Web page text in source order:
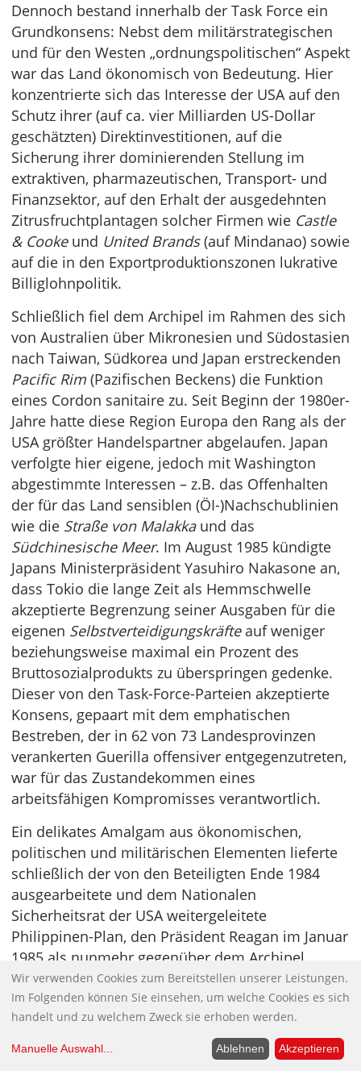
Dennoch bestand innerhalb der Task Force ein
Grundkonsens: Nebst dem militärstrategischen
und für den Westen „ordnungspolitischen“ Aspekt
war das Land ökonomisch von Bedeutung. Hier
konzentrierte sich das Interesse der USA auf den
Schutz ihrer (auf ca. vier Milliarden US-Dollar
geschätzten) Direktinvestitionen, auf die
Sicherung ihrer dominierenden Stellung im
extraktiven, pharmazeutischen, Transport- und
Finanzsektor, auf den Erhalt der ausgedehnten
Zitrusfruchtplantagen solcher Firmen wie Castle
& Cookeund United Brands(auf Mindanao) sowie
auf die in den Exportproduktionszonen lukrative
Billiglohnpolitik.
Schließlich fiel dem Archipel im Rahmen des sich
von Australien über Mikronesien und Südostasien
nach Taiwan, Südkorea und Japan erstreckenden
Pacific Rim (Pazifischen Beckens) die Funktion
eines Cordon sanitaire zu. Seit Beginn der 1980er-
Jahre hatte diese Region Europa den Rang als der
USA größter Handelspartner abgelaufen. Japan
verfolgte hier eigene, jedoch mit Washington
abgestimmte Interessen – z.B. das Offenhalten
der für das Land sensiblen (ÖI-)Nachschublinien
wie die Straße von Malakkaund das
Südchinesische Meer. Im August 1985 kündigte
Japans Ministerpräsident Yasuhiro Nakasone an,
dass Tokio die lange Zeit als Hemmschwelle
akzeptierte Begrenzung seiner Ausgaben für die
eigenen Selbstverteidigungskräfte auf weniger
beziehungsweise maximal ein Prozent des
Bruttosozialprodukts zu überspringen gedenke.
Dieser von den Task-Force-Parteien akzeptierte
Konsens, gepaart mit dem emphatischen
Bestreben, der in 62 von 73 Landesprovinzen
verankerten Guerilla offensiver entgegenzutreten,
war für das Zustandekommen eines
arbeitsfähigen Kompromisses verantwortlich.
Ein delikates Amalgam aus ökonomischen,
politischen und militärischen Elementen lieferte
schließlich der von den Beteiligten Ende 1984
ausgearbeitete und dem Nationalen
Sicherheitsrat der USA weitergeleitete
Philippinen-Plan, den Präsident Reagan im Januar
1985 als nunmehr gegenüber dem Archipel
verbindlicheNational Security Directive (NSD)
unterzeichnete. In ihr war ein Bündel von 16
„hohe Priorität genießenden Veränderungen“
avisiert, um die Gefahr zu bannen, dass „ein
radikalisiertes Philippinen die gesamte Region
Wir verwenden Cookies zum Bereitstellen unserer Leistungen.
Im Folgenden können Sie einsehen, um welche Cookies es sich
handelt und zu welchem Zweck sie erhoben werden.
Manuelle Auswahl... Ablehnen Akzeptieren